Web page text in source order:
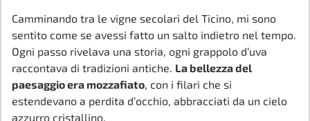
Camminando tra le vigne secolari del Ticino, mi sono
sentito come se avessi fatto un salto indietro nel tempo.
Ogni passo rivelava una storia, ogni grappolo d’uva
raccontava di tradizioni antiche. La bellezza del
paesaggio era mozzafiato, con i filari che si
estendevano a perdita d’occhio, abbracciati da un cielo
azzurro cristallino.